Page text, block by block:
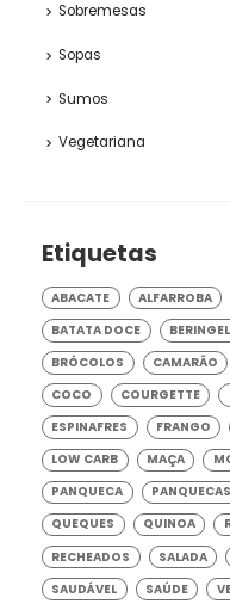
Sobremesas
Sopas
Sumos
Vegetariana
Etiquetas
ABACATE ALFARROBA
BATATA DOCE
BRÓCOLOS
CAMARÃO
COCO
COURGETTE
ESPINAFRES
FRANGO
LOW CARB
MAÇA
PANQUECA
PANQUECAS
QUEQUES
QUINOA
RECHEADOS
SALADA
SAUDÁVEL
SAÚDE